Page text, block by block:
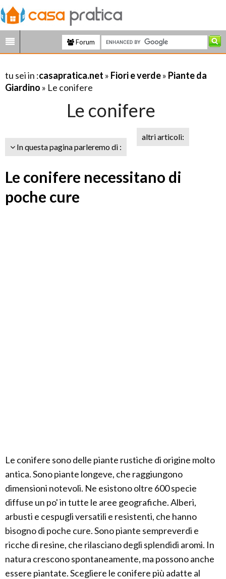
Forum
tu sei in :casapratica.net » Fiori e verde» Piante da
Giardino » Le conifere
Le conifere
In questa pagina parleremo di :
altri articoli:
Le conifere necessitano di
poche cure
Le conifere sono delle piante rustiche di origine molto
antica. Sono piante longeve, che raggiungono
dimensioni notevoli. Ne esistono oltre 600 specie
diffuse un po' in tutte le aree geografiche. Alberi,
arbusti e cespugli versatili e resistenti, che hanno
bisogno di poche cure. Sono piante sempreverdi e
ricche di resine, che rilasciano degli splendidi aromi. In
natura crescono spontaneamente, ma possono anche
essere piantate. Scegliere le conifere più adatte al